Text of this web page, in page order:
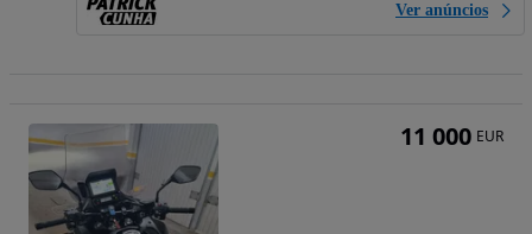
Ver anúncios
11 000 EUR